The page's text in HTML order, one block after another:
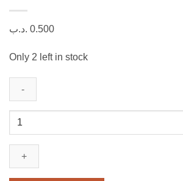
0.500 .د.ب
Only 2 left in stock
لاصق
الأغراض
Adhesive